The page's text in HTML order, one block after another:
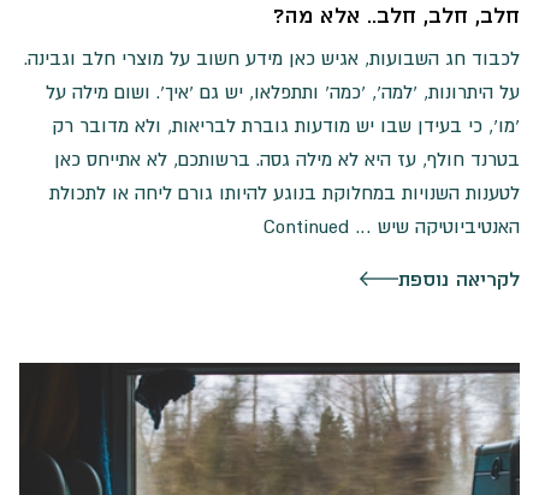
חלב, חלב, חלב.. אלא מה?
לכבוד חג השבועות, אגיש כאן מידע חשוב על מוצרי חלב וגבינה.
על היתרונות, `למה`, `כמה` ותתפלאו, יש גם `איך`. ושום מילה על
`מו`, כי בעידן שבו יש מודעות גוברת לבריאות, ולא מדובר רק
בטרנד חולף, עז היא לא מילה גסה. ברשותכם, לא אתייחס כאן
לטענות השנויות במחלוקת בנוגע להיותו גורם ליחה או לתכולת
האנטיביוטיקה שיש … Continued
לקריאה נוספת